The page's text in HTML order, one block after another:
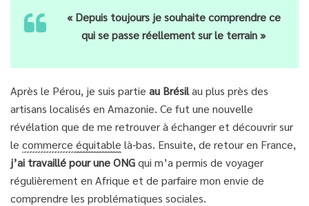
« Depuis toujours je souhaite comprendre ce
qui se passe réellement sur le terrain »
Après le Pérou, je suis partie au Brésilau plus près des
artisans localisés en Amazonie. Ce fut une nouvelle
révélation que de me retrouver à échanger et découvrir sur
le commerce équitable là-bas. Ensuite, de retour en France,
j’ai travaillé pour une ONGqui m’a permis de voyager
régulièrement en Afrique et de parfaire mon envie de
comprendre les problématiques sociales.